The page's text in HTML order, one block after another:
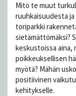
Mitö te muut
ruuhkaisuudesta
toriparkki
sietämättömäksi?
keskustoissa aina,
poikkeuksellisen
myötä? Mähän
positiivinen
kehitykselle.